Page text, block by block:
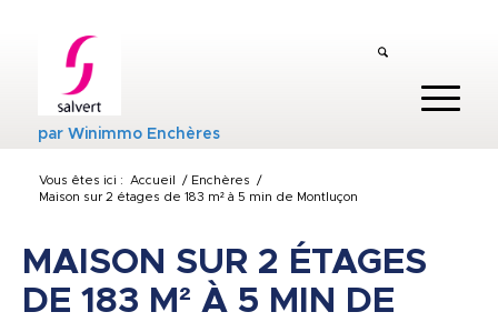
parWinimmo Enchères
Vous êtes ici : Accueil / Enchères
/
Maison sur 2 étages de 183 m² à 5 min de Montluçon
MAISON SUR 2 ÉTAGES
DE 183 M² À 5 MIN DE